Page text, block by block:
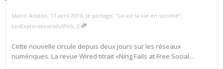
Mario Asselin 17 avril 2010 Je partage, "La vie la vie en société",
LesExplorateursduWeb 2
Cette nouvelle circule depuis deux jours sur les réseaux
numériques. La revue Wired titrait «Ning Fails at Free Social...